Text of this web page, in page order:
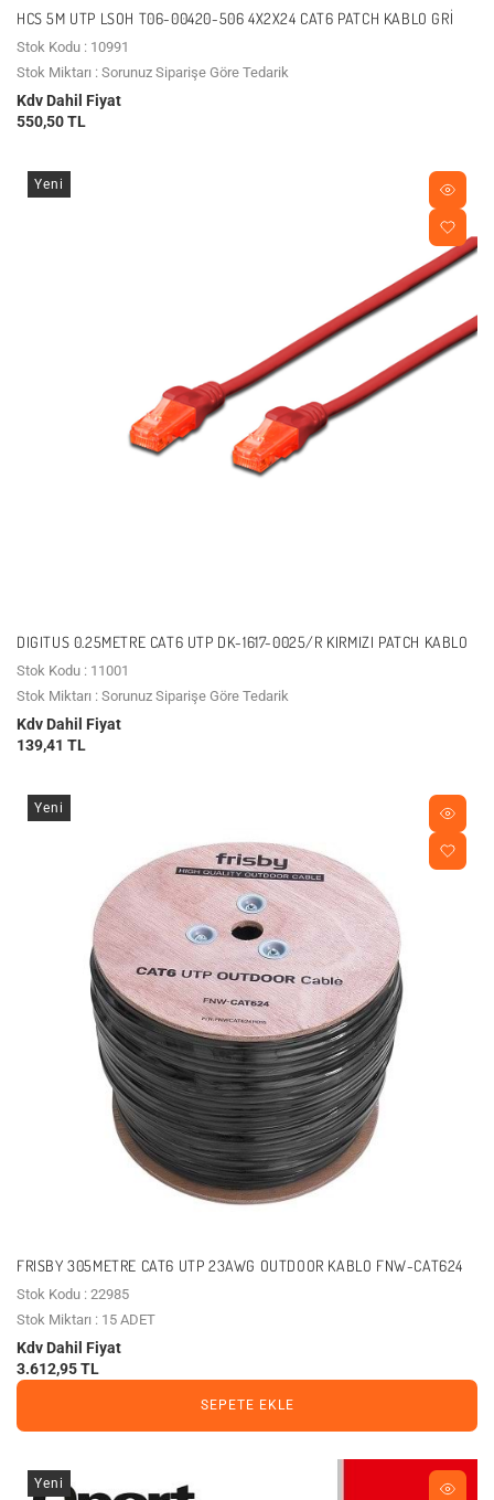
HCS 5M UTP LSOH T06-00420-506 4X2X24 CAT6 PATCH KABLO GRI
Stok Kodu : 10991
Stok Miktarı : Sorunuz Siparişe Göre Tedarik
Kdv Dahil Fiyat
550,50 TL
Yeni
DIGITUS 0.25METRE CAT6 UTP DK-1617-0025/R KIRMIZI PATCH KABLO
Stok Kodu : 11001
Stok Miktarı : Sorunuz Siparişe Göre Tedarik
Kdv Dahil Fiyat
139,41 TL
Yeni
FRISBY 305METRE CAT6 UTP 23AWG OUTDOOR KABLO FNW-CAT624
Stok Kodu : 22985
Stok Miktarı : 15 ADET
Kdv Dahil Fiyat
3.612,95 TL
SEPETE EKLE
Yeni